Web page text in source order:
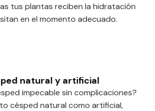
tus plantas reciben la hidratación
en el momento adecuado.
natural y artificial
impecable sin complicaciones?
césped natural como artificial,